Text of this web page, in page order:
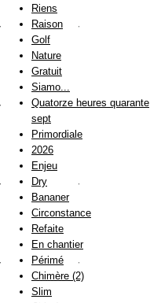
Riens
Raison
Golf
Nature
Gratuit
Siamo...
Quatorze heures quarante
sept
Primordiale
2026
Enjeu
Dry
Bananer
Circonstance
Refaite
En chantier
Périmé
Chimère (2)
Slim